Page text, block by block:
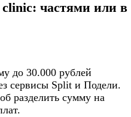
clinic: частями или в
до 30.000 рублей
сервисы Split и Подели.
разделить сумму на